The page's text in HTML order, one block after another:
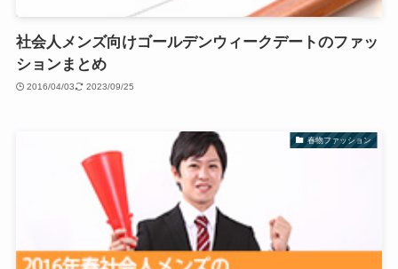
社会人メンズ向けゴールデンウィークデートのファッ
ションまとめ
2016/04/03 2023/09/25
春物ファッション